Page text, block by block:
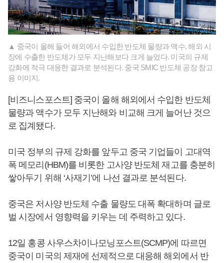
▲ 중국이 올해 들어 해외에서 수입한 반도체 물량과 액수, 해외 시
장에 수출한 반도체가 모두 지난해보다 크게 늘었다. 미국의 규제
강화에 적극 대응한 결과로 분석된다. 중국 SMIC 반도체 공장 참고
용 이미지.
[비즈니스포스트] 중국이 올해 해외에서 수입한 반도체
물량과 액수가 모두 지난해와 비교해 크게 늘어난 것으
로 집계됐다.
미국 정부의 규제 강화를 앞두고 중국 기업들이 고대역
폭 메모리(HBM)를 비롯한 고사양 반도체 재고를 충분히
쌓아두기 위해 ‘사재기’에 나선 결과로 분석된다.
중국은 저사양 반도체 수출 물량도 대폭 확대하며 글로
벌 시장에서 영향력을 키우는 데 주력하고 있다.
12일 홍콩 사우스차이나모닝포스트(SCMP)에 따르면
중국이 미국의 제재에 선제적으로 대응해 해외에서 반